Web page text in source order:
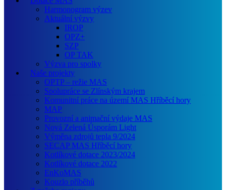
Harmonogram výzev
Aktuální výzvy
IROP
OPZ+
SZP
OP TAK
Výzva pro spolky
Naše projekty
OPTP – režie MAS
Spolupráce se Zlínským krajem
Komunitní práce na území MAS Hříběcí hory
MAP
Provozní a animační výdaje MAS
Nová Zelená Úsporám Light
Výměna zdrojů tepla 9/2024
SECAP MAS Hříběcí hory
Kotlíkové dotace 2023/2024
Kotlíkové dotace 2022
EnKoMAS
Kouzlo příběhů